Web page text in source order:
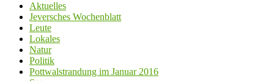
Aktuelles
Jeversches Wochenblatt
Leute
Lokales
Natur
Politik
Pottwalstrandung im Januar 2016